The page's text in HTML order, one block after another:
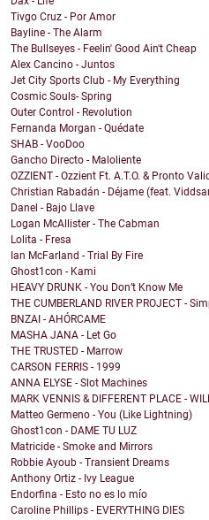
Tivgo Cruz - Por Amor
Bayline - The Alarm
The Bullseyes - Feelin' Good Ain't Cheap
Alex Cancino - Juntos
Jet City Sports Club - My Everything
Cosmic Souls- Spring
Outer Control - Revolution
Fernanda Morgan - Quédate
SHAB - VooDoo
Gancho Directo - Maloliente
OZZIENT - Ozzient Ft. A.T.O. & Pronto
Christian Rabadán - Déjame (feat.
Danel - Bajo Llave
Logan McAllister - The Cabman
Lolita - Fresa
Ian McFarland - Trial By Fire
Ghost1con - Kami
HEAVY DRUNK - You Don’t Know Me
THE CUMBERLAND RIVER PROJECT -
BNZAI - AHÓRCAME
MASHA JANA - Let Go
THE TRUSTED - Marrow
CARSON FERRIS - 1999
ANNA ELYSE - Slot Machines
MARK VENNIS & DIFFERENT PLACE -
Matteo Germeno - You (Like Lightning)
Ghost1con - DAME TU LUZ
Matricide - Smoke and Mirrors
Robbie Ayoub - Transient Dreams
Anthony Ortiz - Ivy League
Endorfina - Esto no es lo mío
Caroline Phillips - EVERYTHING DIES